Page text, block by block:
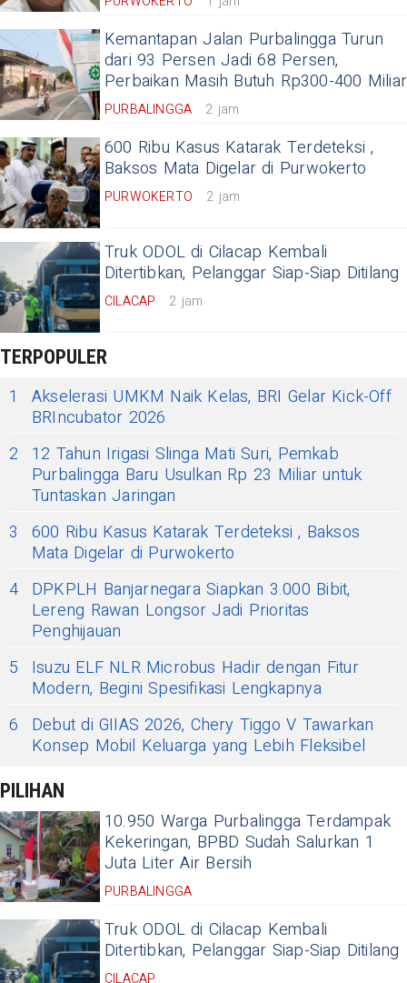
Kemantapan Jalan Purbalingga Turun
dari 93 Persen Jadi 68 Persen,
Perbaikan Masih Butuh Rp300-400 Miliar
PURBALINGGA 2 jam
600 Ribu Kasus Katarak Terdeteksi ,
Baksos Mata Digelar di Purwokerto
PURWOKERTO 2 jam
Truk ODOL di Cilacap Kembali
Ditertibkan, Pelanggar Siap-Siap Ditilang
CILACAP 2 jam
TERPOPULER
1
Akselerasi UMKM Naik Kelas, BRI Gelar Kick-Off
BRIncubator 2026
2
12 Tahun Irigasi Slinga Mati Suri, Pemkab
Purbalingga Baru Usulkan Rp 23 Miliar untuk
Tuntaskan Jaringan
3
600 Ribu Kasus Katarak Terdeteksi , Baksos
Mata Digelar di Purwokerto
4 DPKPLH Banjarnegara Siapkan 3.000 Bibit,
Lereng Rawan Longsor Jadi Prioritas
Penghijauan
5
Isuzu ELF NLR Microbus Hadir dengan Fitur
Modern, Begini Spesifikasi Lengkapnya
6
Debut di GIIAS 2026, Chery Tiggo V Tawarkan
Konsep Mobil Keluarga yang Lebih Fleksibel
PILIHAN
10.950 Warga Purbalingga Terdampak
Kekeringan, BPBD Sudah Salurkan 1
Juta Liter Air Bersih
PURBALINGGA
Truk ODOL di Cilacap Kembali
Ditertibkan, Pelanggar Siap-Siap Ditilang
CILACAP